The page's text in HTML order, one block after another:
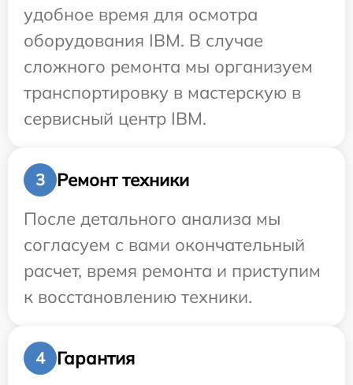
удобное время для осмотра
оборудования IBM. В случае
сложного ремонта мы организуем
транспортировку в мастерскую в
сервисный центр IBM.
3
Ремонт техники
После детального анализа мы
согласуем с вами окончательный
расчет, время ремонта и приступим
к восстановлению техники.
4
Гарантия